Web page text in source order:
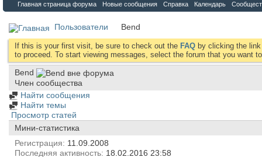
Главная страница форума Новые сообщения Справка Календарь
Пользователи Bend
If this is your first visit, be sure to check out the FAQ by clicking the
to proceed. To start viewing messages, select the forum that you want
Bend
Член сообщества
Найти сообщения
Найти темы
Просмотр статей
Мини-статистика
Регистрация
11.09.2008
Последняя активность 18.02.2016 23:58